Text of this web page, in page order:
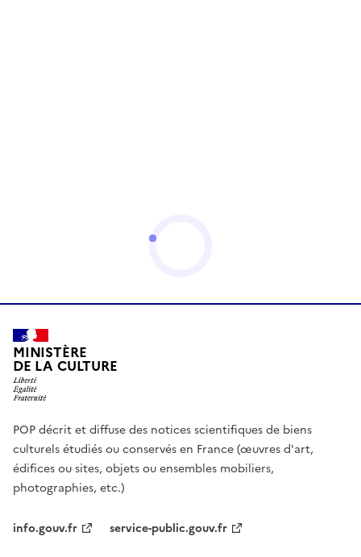
MINISTÈRE
DE LA CULTURE
POP décrit et diffuse des notices scientifiques de biens
culturels étudiés ou conservés en France (œuvres d'art,
édifices ou sites, objets ou ensembles mobiliers,
photographies, etc.)
info.gouv.fr
service-public.gouv.fr